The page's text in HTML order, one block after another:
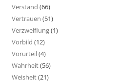
Verstand (66)
Vertrauen (51)
Verzweiflung(1)
Vorbild (12)
Vorurteil(4)
Wahrheit(56)
Weisheit(21)